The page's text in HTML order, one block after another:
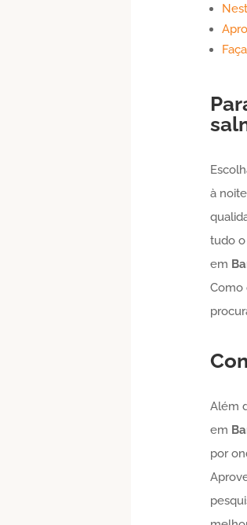
à
tudo
em
Como
Além
em
por